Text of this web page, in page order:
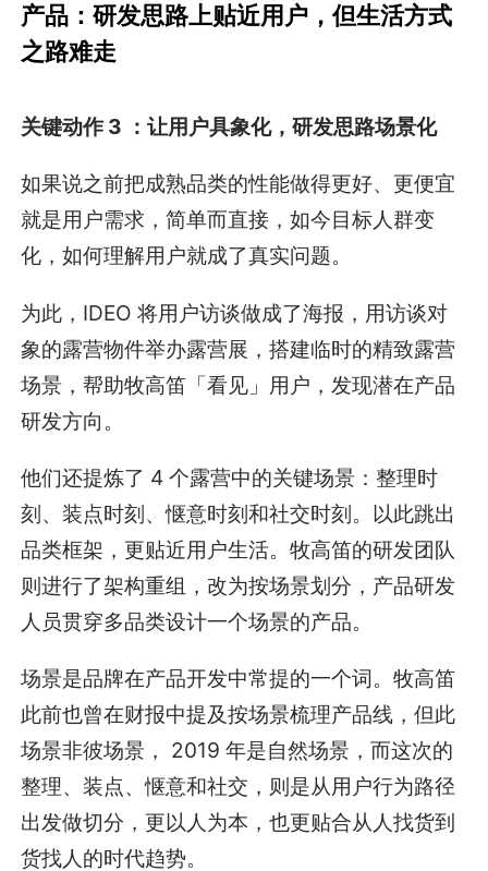
产品：研发思路上贴近用户，但生活方式
之路难走
关键动作 3 ：让用户具象化，研发思路场景化
如果说之前把成熟品类的性能做得更好、更便宜
就是用户需求，简单而直接，如今目标人群变
化，如何理解用户就成了真实问题。
为此，IDEO 将用户访谈做成了海报，用访谈对
象的露营物件举办露营展，搭建临时的精致露营
场景，帮助牧高笛「看见」用户，发现潜在产品
研发方向。
他们还提炼了 4 个露营中的关键场景：整理时
刻、装点时刻、惬意时刻和社交时刻。以此跳出
品类框架，更贴近用户生活。牧高笛的研发团队
则进行了架构重组，改为按场景划分，产品研发
人员贯穿多品类设计一个场景的产品。
场景是品牌在产品开发中常提的一个词。牧高笛
此前也曾在财报中提及按场景梳理产品线，但此
场景非彼场景， 2019 年是自然场景，而这次的
整理、装点、惬意和社交，则是从用户行为路径
出发做切分，更以人为本，也更贴合从人找货到
货找人的时代趋势。